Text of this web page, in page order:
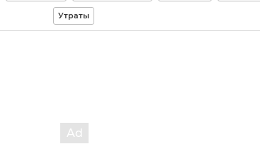
Утраты